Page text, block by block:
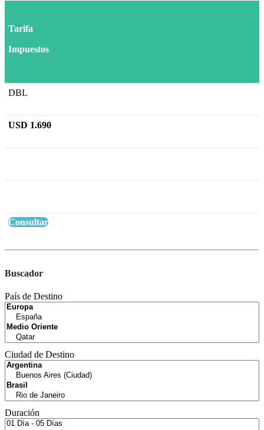
Tarifa
Impuestos
DBL
USD 1.690
Consultar
Buscador
País de Destino
Ciudad de Destino
Duración